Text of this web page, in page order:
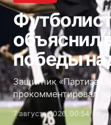
объяснил
победы
Защитник
прокомментировал
первом матче
Конференций.
7 августа 2026, 00:54